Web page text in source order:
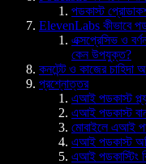
পডকাস্ট
ElevenLabs কীভাবে
এক্সপ্রেসিভ ও
কেন উপযুক্ত?
কনটেন্ট ও কাজের চাহিদা
প্রশ্নোত্তর
এআই পডকাস্ট
এআই পডকাস্ট
মোবাইলে এআই
এআই পডকাস্ট
এআই পডকাস্টিং